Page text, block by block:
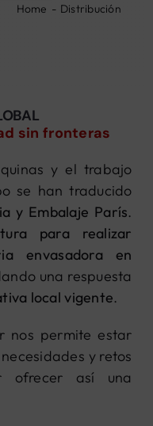
Home Distribución
sin fronteras
y el trabajo
se han traducido
y Embalaje París.
para realizar
envasadora en
una respuesta
local vigente.
nos permite estar
y retos
ofrecer así una